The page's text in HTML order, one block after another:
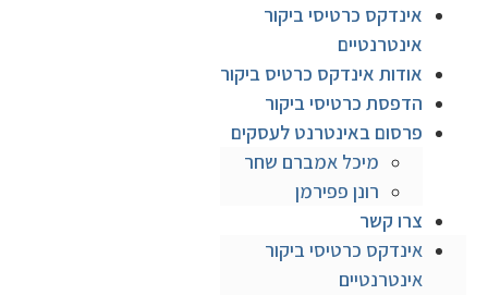
אינדקס כרטיסי ביקור
אינטרנטיים
אודות אינדקס כרטיס ביקור
הדפסת כרטיסי ביקור
פרסום באינטרנט לעסקים
מיכל אמברם שחר
רונן פפירמן
צרו קשר
אינדקס כרטיסי ביקור
אינטרנטיים